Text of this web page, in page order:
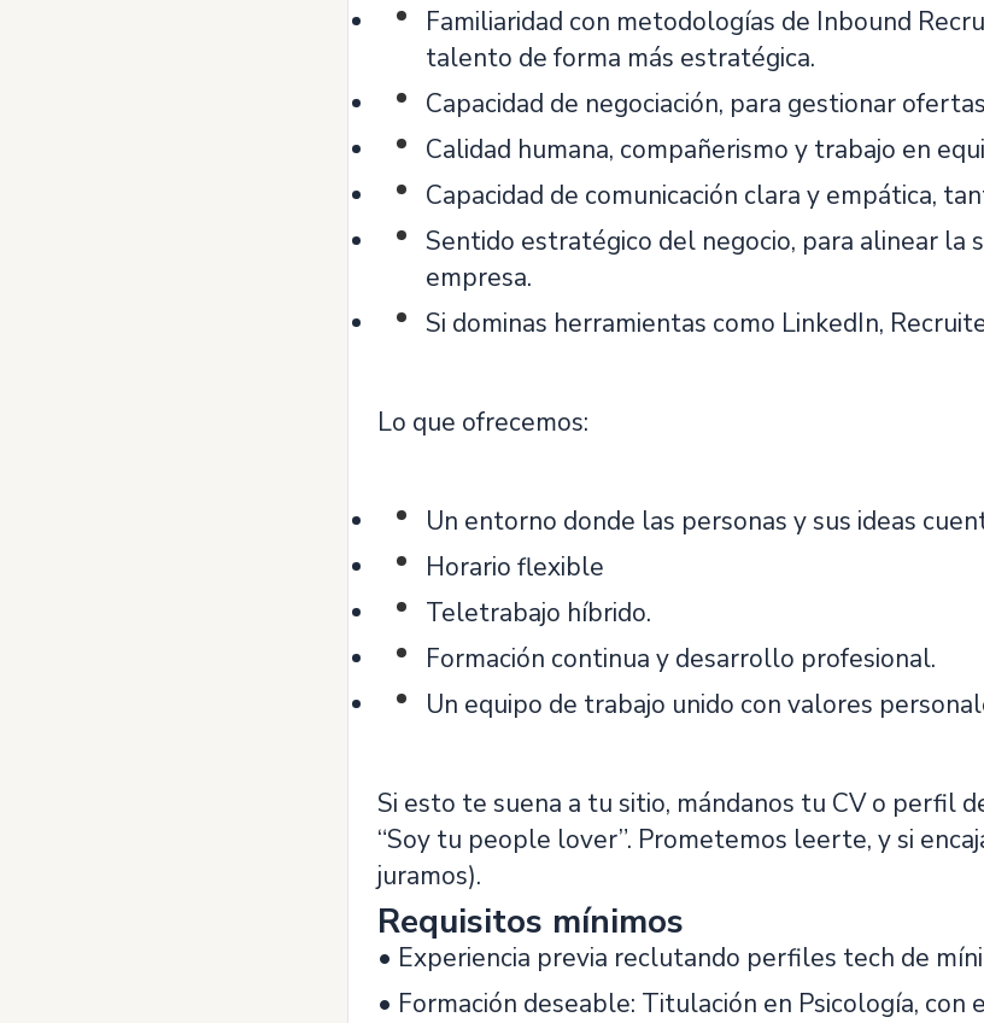
Familiaridad con metodologías de Inbound
talento de forma más estratégica.
Capacidad de negociación, para gestionar
Calidad humana, compañerismo y trabajo en
Capacidad de comunicación clara y empática,
Sentido estratégico del negocio, para alinear
empresa.
Si dominas herramientas como LinkedIn,
Lo que ofrecemos:
Un entorno donde las personas y sus ideas
Horario flexible
Teletrabajo híbrido.
Formación continua y desarrollo profesional.
Un equipo de trabajo unido con valores
Si esto te suena a tu sitio, mándanos tu CV o perfil
“Soy tu people lover”. Prometemos leerte, y si
juramos).
Requisitos mínimos
• Experiencia previa reclutando perfiles tech de
• Formación deseable: Titulación en Psicología,